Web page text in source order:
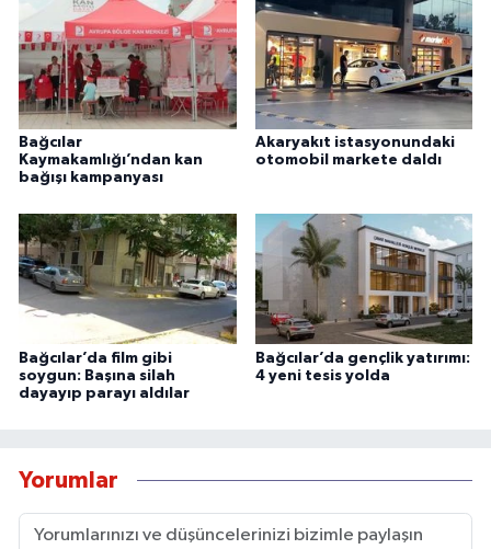
Bağcılar
Kaymakamlığı’ndan kan
bağışı kampanyası
Akaryakıt istasyonundaki
otomobil markete daldı
Bağcılar’da film gibi
soygun: Başına silah
dayayıp parayı aldılar
Bağcılar’da gençlik yatırımı:
4 yeni tesis yolda
Yorumlar